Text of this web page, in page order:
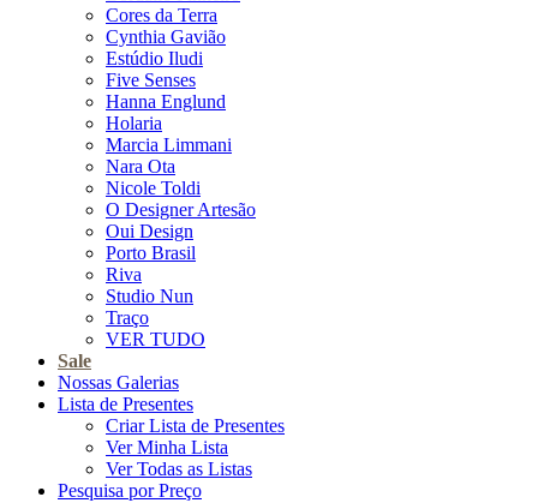
Cores da Terra
Cynthia Gavião
Estúdio Iludi
Five Senses
Hanna Englund
Holaria
Marcia Limmani
Nara Ota
Nicole Toldi
O Designer Artesão
Oui Design
Porto Brasil
Riva
Studio Nun
Traço
VER TUDO
Sale
Nossas Galerias
Lista de Presentes
Criar Lista de Presentes
Ver Minha Lista
Ver Todas as Listas
Pesquisa por Preço